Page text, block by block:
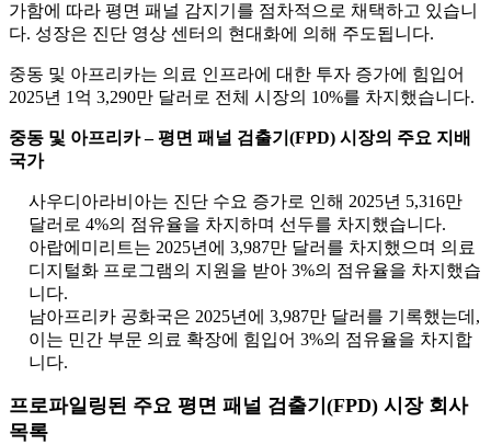
가함에 따라 평면 패널 감지기를 점차적으로 채택하고 있습니
다. 성장은 진단 영상 센터의 현대화에 의해 주도됩니다.
중동 및 아프리카는 의료 인프라에 대한 투자 증가에 힘입어
2025년 1억 3,290만 달러로 전체 시장의 10%를 차지했습니다.
중동 및 아프리카 – 평면 패널 검출기(FPD) 시장의 주요 지배
국가
사우디아라비아는 진단 수요 증가로 인해 2025년 5,316만
달러로 4%의 점유율을 차지하며 선두를 차지했습니다.
아랍에미리트는 2025년에 3,987만 달러를 차지했으며 의료
디지털화 프로그램의 지원을 받아 3%의 점유율을 차지했습
니다.
남아프리카 공화국은 2025년에 3,987만 달러를 기록했는데,
이는 민간 부문 의료 확장에 힘입어 3%의 점유율을 차지합
니다.
프로파일링된 주요 평면 패널 검출기(FPD) 시장 회사
목록